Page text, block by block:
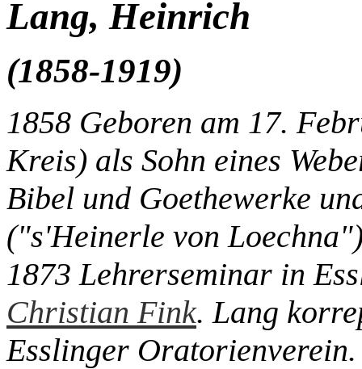
Lang, Heinrich
(1858-1919)
1858 Geboren am 17.
Kreis) als Sohn eines
Bibel und Goethewerke
("s'Heinerle von
1873 Lehrerseminar in
Christian Fink. Lang
Esslinger Oratorienverein.